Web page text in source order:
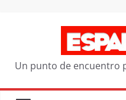
Un punto de encuentro